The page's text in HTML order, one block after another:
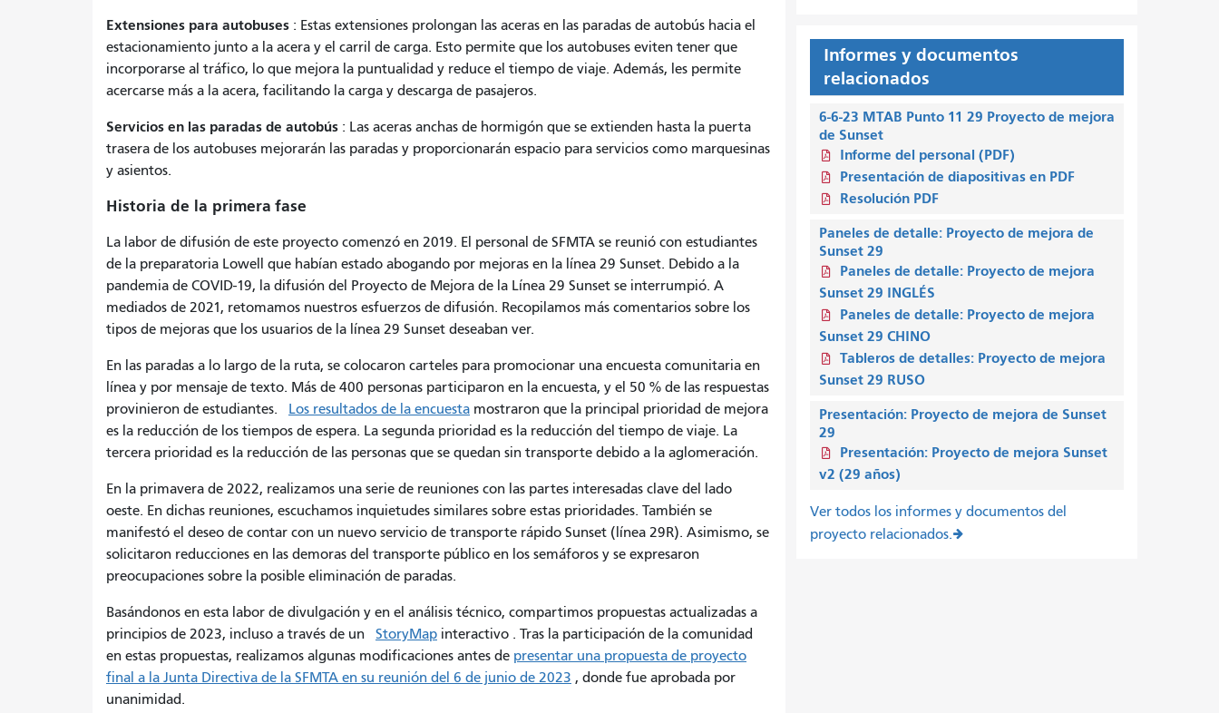
Extensiones para autobuses : Estas extensiones prolongan las aceras en las paradas de autobús hacia el
estacionamiento junto a la acera y el carril de carga. Esto permite que los autobuses eviten tener que
incorporarse al tráfico, lo que mejora la puntualidad y reduce el tiempo de viaje. Además, les permite
acercarse más a la acera, facilitando la carga y descarga de pasajeros.
Servicios en las paradas de autobús : Las aceras anchas de hormigón que se extienden hasta la puerta
trasera de los autobuses mejorarán las paradas y proporcionarán espacio para servicios como marquesinas
y asientos.
Historia de la primera fase
La labor de difusión de este proyecto comenzó en 2019. El personal de SFMTA se reunió con estudiantes
de la preparatoria Lowell que habían estado abogando por mejoras en la línea 29 Sunset. Debido a la
pandemia de COVID-19, la difusión del Proyecto de Mejora de la Línea 29 Sunset se interrumpió. A
mediados de 2021, retomamos nuestros esfuerzos de difusión. Recopilamos más comentarios sobre los
tipos de mejoras que los usuarios de la línea 29 Sunset deseaban ver.
En las paradas a lo largo de la ruta, se colocaron carteles para promocionar una encuesta comunitaria en
línea y por mensaje de texto. Más de 400 personas participaron en la encuesta, y el 50 % de las respuestas
provinieron de estudiantes. Los resultados de la encuesta mostraron que la principal prioridad de mejora
es la reducción de los tiempos de espera. La segunda prioridad es la reducción del tiempo de viaje. La
tercera prioridad es la reducción de las personas que se quedan sin transporte debido a la aglomeración.
En la primavera de 2022, realizamos una serie de reuniones con las partes interesadas clave del lado
oeste. En dichas reuniones, escuchamos inquietudes similares sobre estas prioridades. También se
manifestó el deseo de contar con un nuevo servicio de transporte rápido Sunset (línea 29R). Asimismo, se
solicitaron reducciones en las demoras del transporte público en los semáforos y se expresaron
preocupaciones sobre la posible eliminación de paradas.
Basándonos en esta labor de divulgación y en el análisis técnico, compartimos propuestas actualizadas a
principios de 2023, incluso a través de un StoryMap interactivo . Tras la participación de la comunidad
en estas propuestas, realizamos algunas modificaciones antes de presentar una propuesta de proyecto
final a la Junta Directiva de la SFMTA en su reunión del 6 de junio de 2023 , donde fue aprobada por
unanimidad.
Informes y documentos
relacionados
6-6-23 MTAB Punto 11 29 Proyecto de mejora
de Sunset
Informe del personal (PDF)
Presentación de diapositivas en PDF
Resolución PDF
Paneles de detalle: Proyecto de mejora de
Sunset 29
Paneles de detalle: Proyecto de mejora
Sunset 29 INGLÉS
Paneles de detalle: Proyecto de mejora
Sunset 29 CHINO
Tableros de detalles: Proyecto de mejora
Sunset 29 RUSO
Presentación: Proyecto de mejora de Sunset
29
Presentación: Proyecto de mejora Sunset
v2 (29 años)
Ver todos los informes y documentos del
proyecto relacionados.